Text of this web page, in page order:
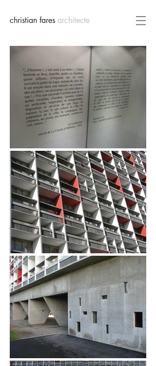
christian fares architecte